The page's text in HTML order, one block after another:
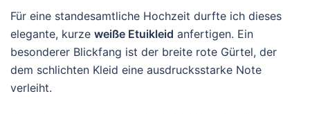
Für eine standesamtliche Hochzeit durfte ich dieses
elegante, kurze weiße Etuikleid anfertigen. Ein
besonderer Blickfang ist der breite rote Gürtel, der
dem schlichten Kleid eine ausdrucksstarke Note
verleiht.